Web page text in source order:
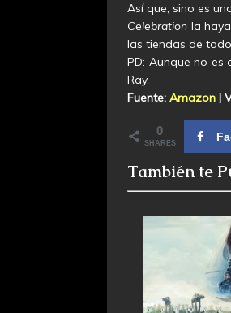
Así que, sino es
Celebration la
las tiendas de
PD: Aunque no es
Ray.
Fuente: Amazon |
0
SHARES
También te